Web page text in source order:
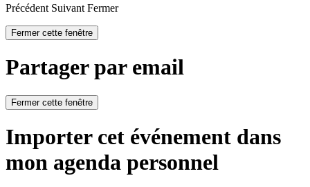
Précédent Suivant Fermer
Fermer cette fenêtre
Partager par email
Fermer cette fenêtre
Importer cet événement dans
mon agenda personnel